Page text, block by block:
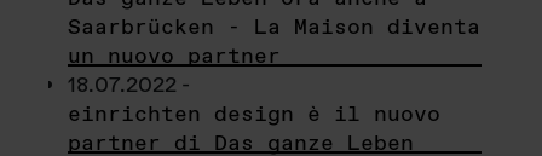
Saarbrücken - La Maison diventa
un nuovo partner
18.07.2022 -
einrichten design è il nuovo
partner di Das ganze Leben